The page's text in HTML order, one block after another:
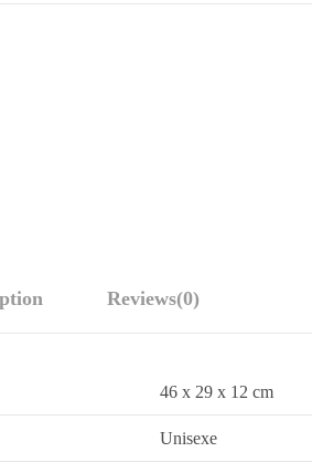
Reviews(0)
46 x 29 x 12 cm
Unisexe